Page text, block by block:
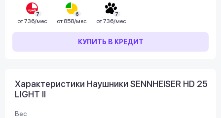
7
от736/мес
6
от 858/мес
7
от736/мес
КУПИТЬ В КРЕДИТ
Характеристики Наушники SENNHEISER HD 25
LIGHT II
Вес